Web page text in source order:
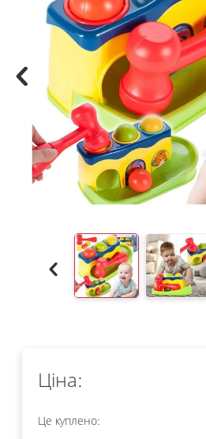
Ціна:
Це куплено: